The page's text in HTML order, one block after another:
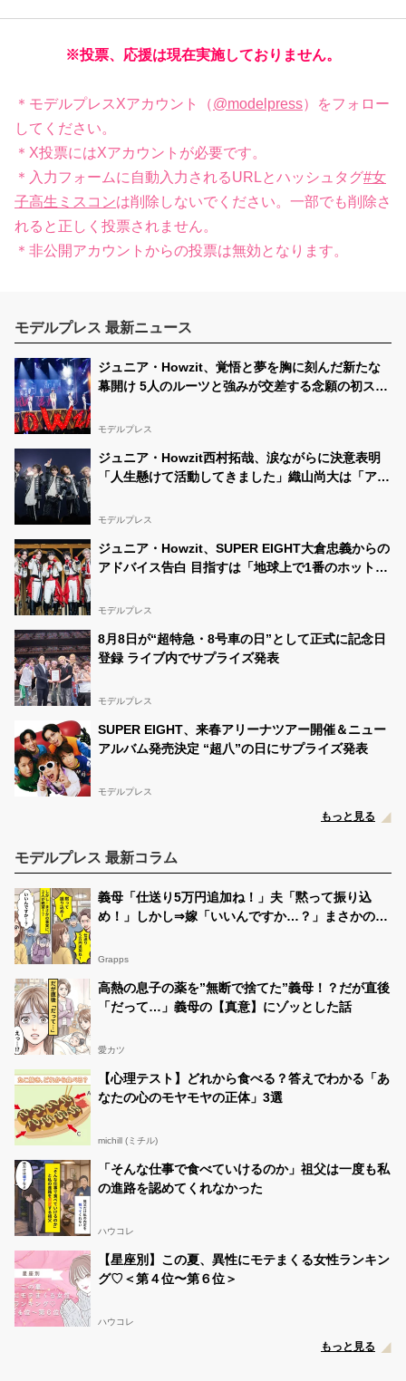
※投票、応援は現在実施しておりません。
＊モデルプレスXアカウント（@modelpress）をフォロー
してください。
＊X投票にはXアカウントが必要です。
＊入力フォームに自動入力されるURLとハッシュタグ#女
子高生ミスコンは削除しないでください。一部でも削除さ
れると正しく投票されません。
＊非公開アカウントからの投票は無効となります。
モデルプレス 最新ニュース
ジュニア・Howzit、覚悟と夢を胸に刻んだ新たな
幕開け 5人のルーツと強みが交差する念願の初ステ
TO ME YOU】
モデルプレス
ジュニア・Howzit西村拓哉、涙ながらに決意表明
「人生懸けて活動してきました」織山尚大は「アイ
Howzit 1st LIVE 2026 NICE TO ME YOU】
モデルプレス
ジュニア・Howzit、SUPER EIGHT大倉忠義からの
アドバイス告白 目指すは「地球上で1番のホットス
NICE TO ME YOU】
モデルプレス
8月8日が“超特急・8号車の日”として正式に記念日
登録 ライブ内でサプライズ発表
モデルプレス
SUPER EIGHT、来春アリーナツアー開催＆ニュー
アルバム発売決定 “超八”の日にサプライズ発表
モデルプレス
もっと見る
モデルプレス 最新コラム
義母「仕送り5万円追加ね！」夫「黙って振り込
め！」しかし⇒嫁「いいんですか…？」まさかの事
Grapps
高熱の息子の薬を”無断で捨てた”義母！？だが直後
「だって…」義母の【真意】にゾッとした話
愛カツ
【心理テスト】どれから食べる？答えでわかる「あ
なたの心のモヤモヤの正体」3選
michill (ミチル)
「そんな仕事で食べていけるのか」祖父は一度も私
の進路を認めてくれなかった
ハウコレ
【星座別】この夏、異性にモテまくる女性ランキン
グ♡＜第４位〜第６位＞
ハウコレ
もっと見る